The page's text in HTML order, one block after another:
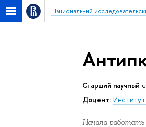
Национальный
Старший научный
Доцент: Институт
Начала